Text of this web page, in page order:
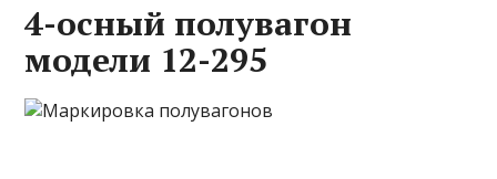
4-осный полувагон
модели 12-295